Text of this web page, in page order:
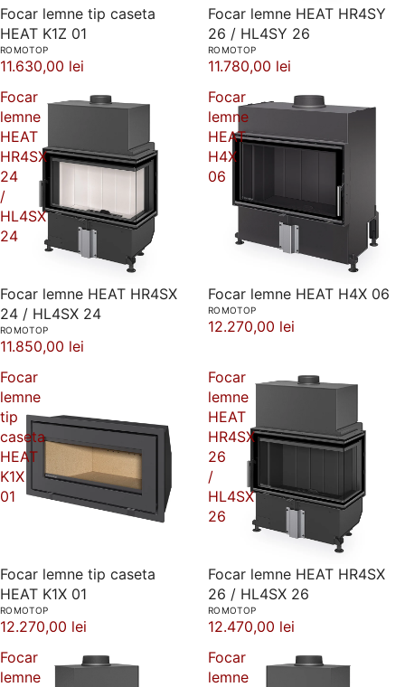
Focar lemne tip caseta
HEAT K1Z 01
ROMOTOP
11.630,00 lei
Focar lemne HEAT HR4SY
26 / HL4SY 26
ROMOTOP
11.780,00 lei
Focar
lemne
HEAT
HR4SX
24
/
HL4SX
24
Focar lemne HEAT HR4SX
24 / HL4SX 24
ROMOTOP
11.850,00 lei
Focar
lemne
HEAT
H4X
06
Focar lemne HEAT H4X 06
ROMOTOP
12.270,00 lei
Focar
lemne
tip
caseta
HEAT
K1X
01
Focar lemne tip caseta
HEAT K1X 01
ROMOTOP
12.270,00 lei
Focar
lemne
HEAT
HR4SX
26
/
HL4SX
26
Focar lemne HEAT HR4SX
26 / HL4SX 26
ROMOTOP
12.470,00 lei
Focar
lemne
Focar
lemne